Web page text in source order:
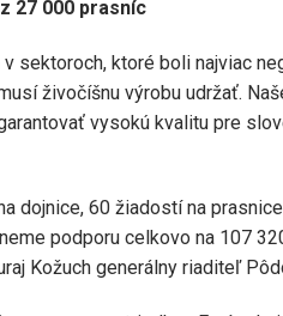
27 000 prasníc
sektoroch, ktoré boli najviac
živočíšnu výrobu udržať.
vysokú kvalitu pre
dojnice, 60 žiadostí na
podporu celkovo na 107
Kožuch generálny riaditeľ